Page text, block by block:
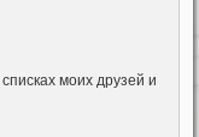
моих друзей и